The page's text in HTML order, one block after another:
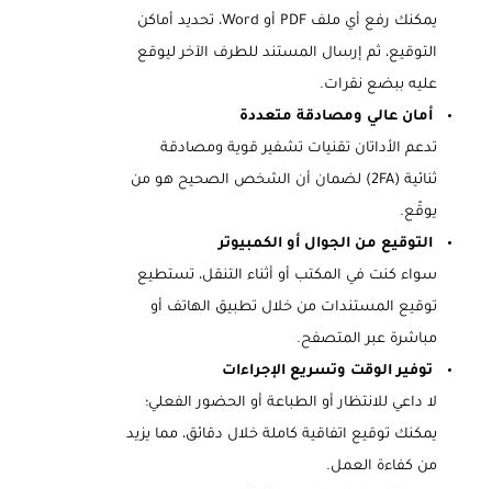
يمكنك رفع أي ملف PDF أو Word، تحديد أماكن
التوقيع، ثم إرسال المستند للطرف الآخر ليوقع
عليه ببضع نقرات.
أمان عالي ومصادقة متعددة
تدعم الأداتان تقنيات تشفير قوية ومصادقة
ثنائية (2FA) لضمان أن الشخص الصحيح هو من
يوقّع.
التوقيع من الجوال أو الكمبيوتر
سواء كنت في المكتب أو أثناء التنقل، تستطيع
توقيع المستندات من خلال تطبيق الهاتف أو
مباشرة عبر المتصفح.
توفير الوقت وتسريع الإجراءات
لا داعي للانتظار أو الطباعة أو الحضور الفعلي؛
يمكنك توقيع اتفاقية كاملة خلال دقائق، مما يزيد
من كفاءة العمل.